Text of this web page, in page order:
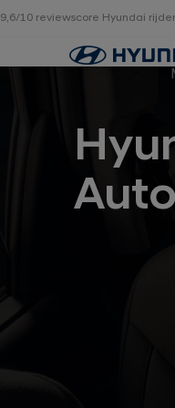
9,6/10 reviewscore Hyundai